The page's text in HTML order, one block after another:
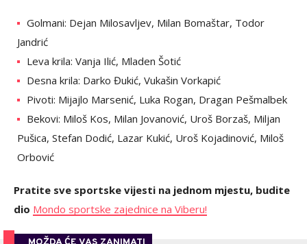
Golmani: Dejan Milosavljev, Milan Bomaštar, Todor
Jandrić
Leva krila: Vanja Ilić, Mladen Šotić
Desna krila: Darko Đukić, Vukašin Vorkapić
Pivoti: Mijajlo Marsenić, Luka Rogan, Dragan Pešmalbek
Bekovi: Miloš Kos, Milan Jovanović, Uroš Borzaš, Miljan
Pušica, Stefan Dodić, Lazar Kukić, Uroš Kojadinović, Miloš
Orbović
Pratite sve sportske vijesti na jednom mjestu, budite
dio Mondo sportske zajednice na Viberu!